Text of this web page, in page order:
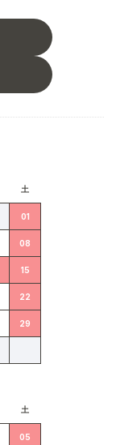
土
01
08
15
22
29
土
05